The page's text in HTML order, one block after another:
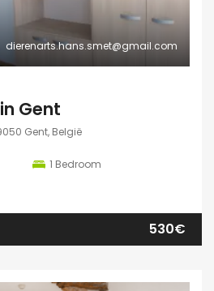
dierenarts.hans.smet@gmail.com
Gent
Gent, België
1 Bedroom
530€